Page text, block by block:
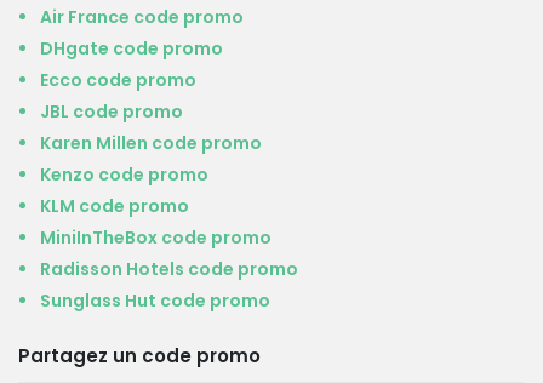
Air France code promo
DHgate code promo
Ecco code promo
JBL code promo
Karen Millen code promo
Kenzo code promo
KLM code promo
MiniInTheBox code promo
Radisson Hotels code promo
Sunglass Hut code promo
Partagez un code promo